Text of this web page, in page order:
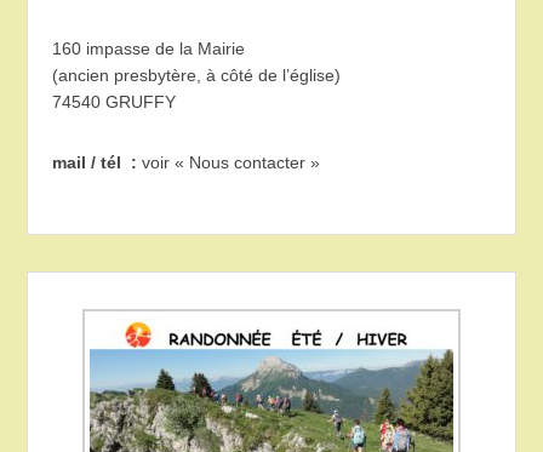
160 impasse de la Mairie
(ancien presbytère, à côté de l’église)
74540 GRUFFY
mail / tél :voir « Nous contacter »